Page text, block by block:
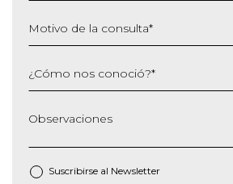
Motivo de la consulta*
¿Cómo nos conoció?*
Observaciones
Suscribirse al Newsletter